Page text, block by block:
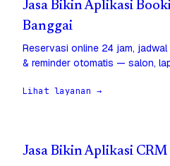
Jasa Bikin Aplikasi
Banggai
Reservasi online 24 jam, jadwal
& reminder otomatis — salon,
Lihat layanan →
Jasa Bikin Aplikasi